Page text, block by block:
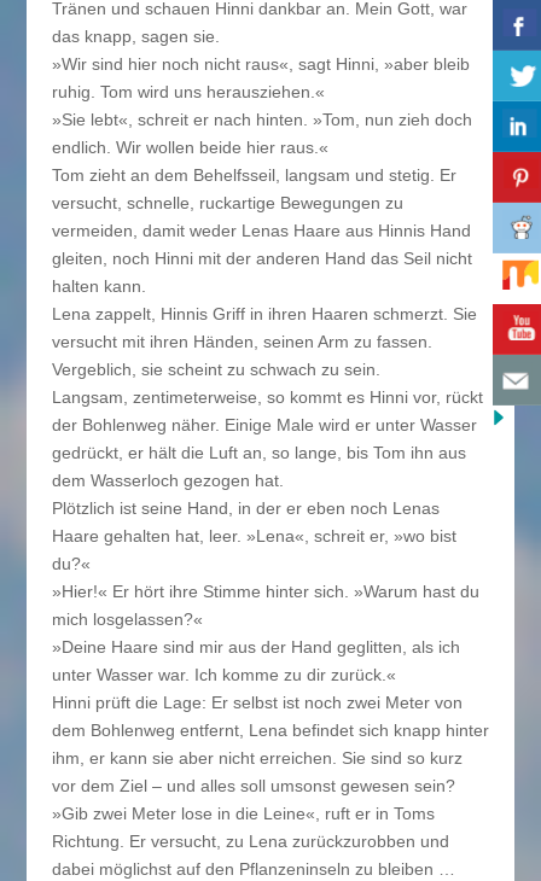
Tränen und schauen Hinni dankbar an. Mein Gott, war
das knapp, sagen sie.
»Wir sind hier noch nicht raus«, sagt Hinni, »aber bleib
ruhig. Tom wird uns herausziehen.«
»Sie lebt«, schreit er nach hinten. »Tom, nun zieh doch
endlich. Wir wollen beide hier raus.«
Tom zieht an dem Behelfsseil, langsam und stetig. Er
versucht, schnelle, ruckartige Bewegungen zu
vermeiden, damit weder Lenas Haare aus Hinnis Hand
gleiten, noch Hinni mit der anderen Hand das Seil nicht
halten kann.
Lena zappelt, Hinnis Griff in ihren Haaren schmerzt. Sie
versucht mit ihren Händen, seinen Arm zu fassen.
Vergeblich, sie scheint zu schwach zu sein.
Langsam, zentimeterweise, so kommt es Hinni vor, rückt
der Bohlenweg näher. Einige Male wird er unter Wasser
gedrückt, er hält die Luft an, so lange, bis Tom ihn aus
dem Wasserloch gezogen hat.
Plötzlich ist seine Hand, in der er eben noch Lenas
Haare gehalten hat, leer. »Lena«, schreit er, »wo bist
du?«
»Hier!« Er hört ihre Stimme hinter sich. »Warum hast du
mich losgelassen?«
»Deine Haare sind mir aus der Hand geglitten, als ich
unter Wasser war. Ich komme zu dir zurück.«
Hinni prüft die Lage: Er selbst ist noch zwei Meter von
dem Bohlenweg entfernt, Lena befindet sich knapp hinter
ihm, er kann sie aber nicht erreichen. Sie sind so kurz
vor dem Ziel – und alles soll umsonst gewesen sein?
»Gib zwei Meter lose in die Leine«, ruft er in Toms
Richtung. Er versucht, zu Lena zurückzurobben und
dabei möglichst auf den Pflanzeninseln zu bleiben …